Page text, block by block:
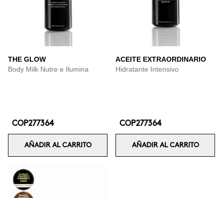
THE GLOW
Body Milk Nutre e Ilumina
COP277364
AÑADIR AL CARRITO
ACEITE EXTRAORDINARIO
Hidratante Intensivo
COP277364
AÑADIR AL CARRITO